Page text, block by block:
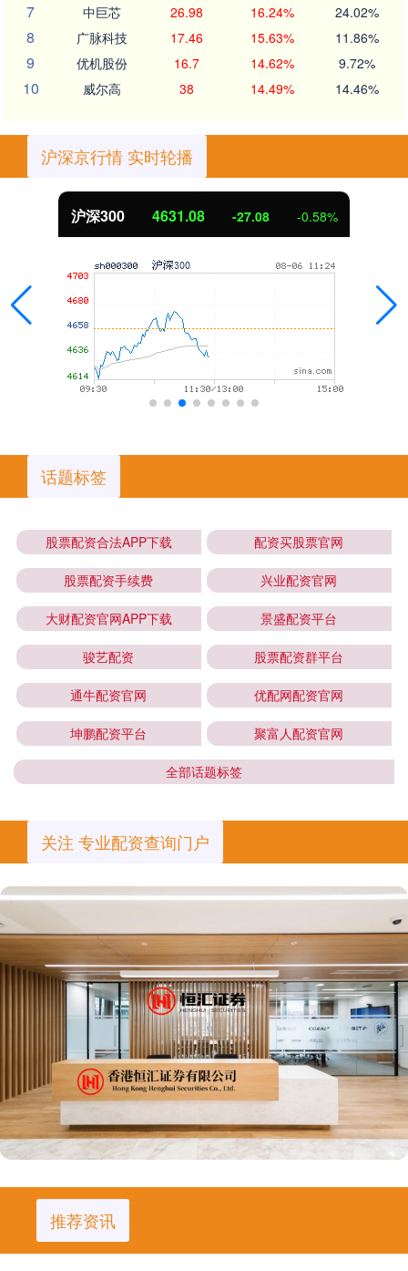
7 中巨芯 26.98 16.24% 24.02%
8 广脉科技 17.46 15.63% 11.86%
9 优机股份 16.7 14.62% 9.72%
10 威尔高 38 14.49% 14.46%
沪深京行情 实时轮播
沪深300 4631.08 -27.08 -0.58%
话题标签
股票配资合法APP下载 配资买股票官网
股票配资手续费 兴业配资官网
大财配资官网APP下载 景盛配资平台
骏艺配资 股票配资群平台
通牛配资官网 优配网配资官网
坤鹏配资平台 聚富人配资官网
全部话题标签
关注 专业配资查询门户
推荐资讯